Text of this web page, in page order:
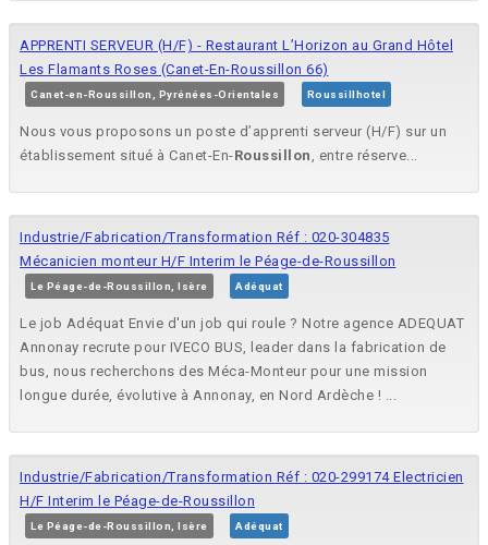
APPRENTI SERVEUR (H/F) - Restaurant L’Horizon au Grand Hôtel
Les Flamants Roses (Canet-En-Roussillon 66)
Canet-en-Roussillon, Pyrénées-Orientales Roussillhotel
Nous vous proposons un poste d’apprenti serveur (H/F) sur un
établissement situé à Canet-En-Roussillon, entre réserve...
Industrie/Fabrication/Transformation Réf : 020-304835
Mécanicien monteur H/F Interim le Péage-de-Roussillon
Le Péage-de-Roussillon, Isère Adéquat
Le job Adéquat Envie d'un job qui roule ? Notre agence ADEQUAT
Annonay recrute pour IVECO BUS, leader dans la fabrication de
bus, nous recherchons des Méca-Monteur pour une mission
longue durée, évolutive à Annonay, en Nord Ardèche ! ...
Industrie/Fabrication/Transformation Réf : 020-299174 Electricien
H/F Interim le Péage-de-Roussillon
Le Péage-de-Roussillon, Isère Adéquat